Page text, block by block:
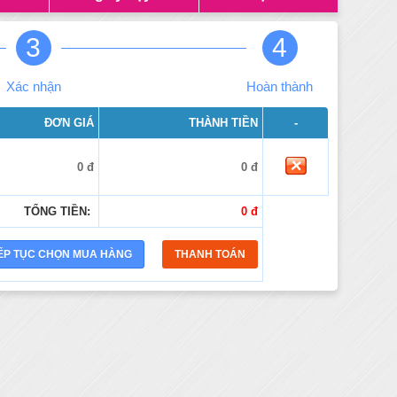
3
Xác nhận
4
Hoàn thành
ĐƠN GIÁ THÀNH TIỀN -
0 đ 0 đ
TỔNG TIỀN: 0 đ